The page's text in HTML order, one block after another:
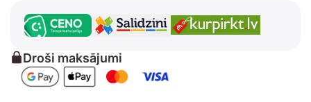
Droši maksājumi